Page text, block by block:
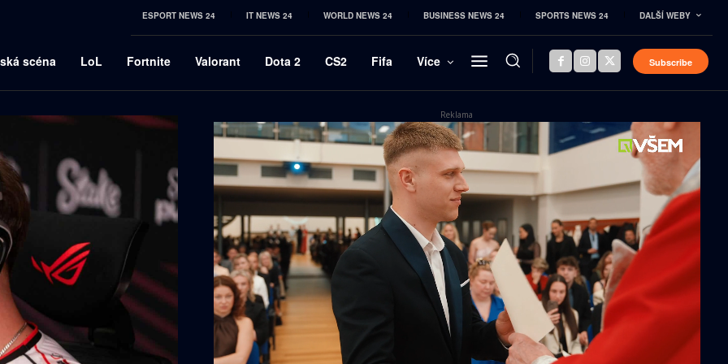
ESPORT NEWS 24 IT NEWS 24 WORLD NEWS 24 BUSINESS NEWS 24 SPORTS NEWS 24 DALŠÍ WEBY
scéna LoL Fortnite Valorant Dota 2 CS2 Fifa Více Subscribe
Reklama